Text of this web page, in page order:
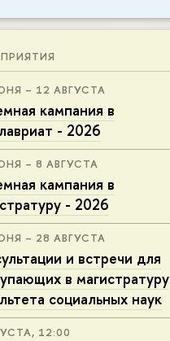
– 12 АВГУСТА
кампания в
- 2026
– 8 АВГУСТА
кампания в
- 2026
– 28 АВГУСТА
и встречи для
в магистратуру
социальных наук
12:00